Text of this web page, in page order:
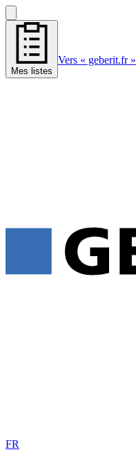
Mes listes
Vers « geberit.fr »
FR